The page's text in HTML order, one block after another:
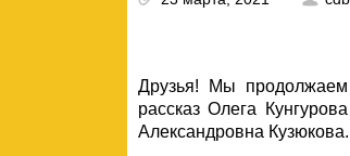
Друзья! Мы продолжаем
рассказ Олега
Александровна Кузюкова.